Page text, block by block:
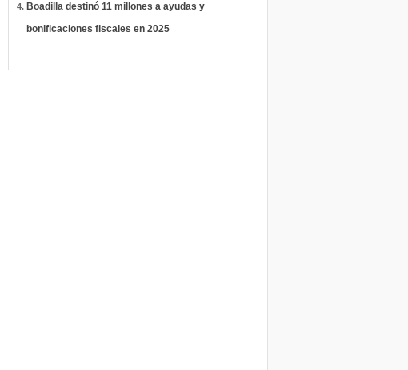
Boadilla destinó 11 millones a ayudas y
bonificaciones fiscales en 2025